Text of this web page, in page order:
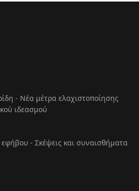
- Νέα μέτρα ελαχιστοποίησης
ιδεασμού
- Σκέψεις και συναισθήματα